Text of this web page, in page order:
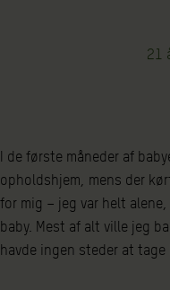
21
I de første måneder af
opholdshjem, mens der
for mig – jeg var helt
baby. Mest af alt ville jeg
havde ingen steder at tage